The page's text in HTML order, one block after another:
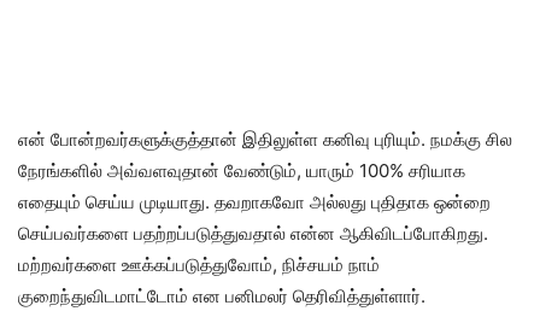
என் போன்றவர்களுக்குத்தான் இதிலுள்ள கனிவு புரியும். நமக்கு சில
நேரங்களில் அவ்வளவுதான் வேண்டும், யாரும் 100% சரியாக
எதையும் செய்ய முடியாது. தவறாகவோ அல்லது புதிதாக ஒன்றை
செய்பவர்களை பதற்றப்படுத்துவதால் என்ன ஆகிவிடப்போகிறது.
மற்றவர்களை ஊக்கப்படுத்துவோம், நிச்சயம் நாம்
குறைந்துவிடமாட்டோம் என பனிமலர் தெரிவித்துள்ளார்.